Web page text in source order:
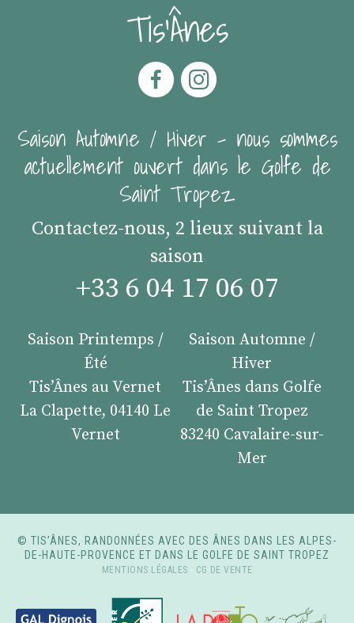
Tis'Ânes
Saison Automne / Hiver - nous sommes
actuellement ouvert dans le Golfe de
Saint Tropez
Contactez-nous, 2 lieux suivant la
saison
+33 6 04 17 06 07
Saison Printemps /
Été
Tis’Ânes au Vernet
La Clapette, 04140 Le
Vernet
Saison Automne /
Hiver
Tis’Ânes dans Golfe
de Saint Tropez
83240 Cavalaire-sur-
Mer
© TIS’ÂNES, RANDONNÉES AVEC DES ÂNES DANS LES ALPES-
DE-HAUTE-PROVENCE ET DANS LE GOLFE DE SAINT TROPEZ
MENTIONS LÉGALES - CG DE VENTE